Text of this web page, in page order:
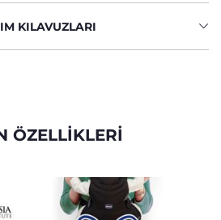
KILAVUZLARI
ÖZELLİKLERİ